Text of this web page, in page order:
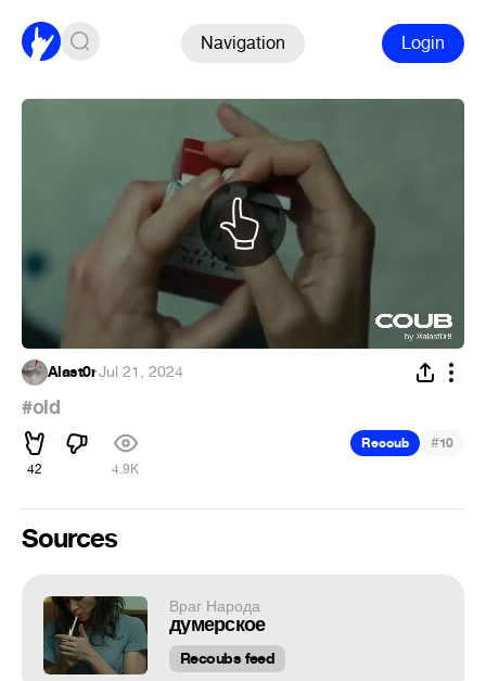
Navigation Login
Alast0r·Jul 21, 2024
#old
42 4.9K
Recoub #10
Sources
Враг Народа
думерское
Recoubs feed